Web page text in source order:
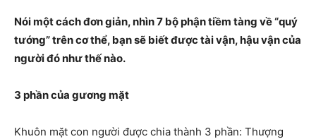
Nói một cách đơn giản, nhìn 7 bộ phận tiềm tàng về “quý
tướng” trên cơ thể, bạn sẽ biết được tài vận, hậu vận của
người đó như thế nào.
3 phần của gương mặt
Khuôn mặt con người được chia thành 3 phần: Thượng